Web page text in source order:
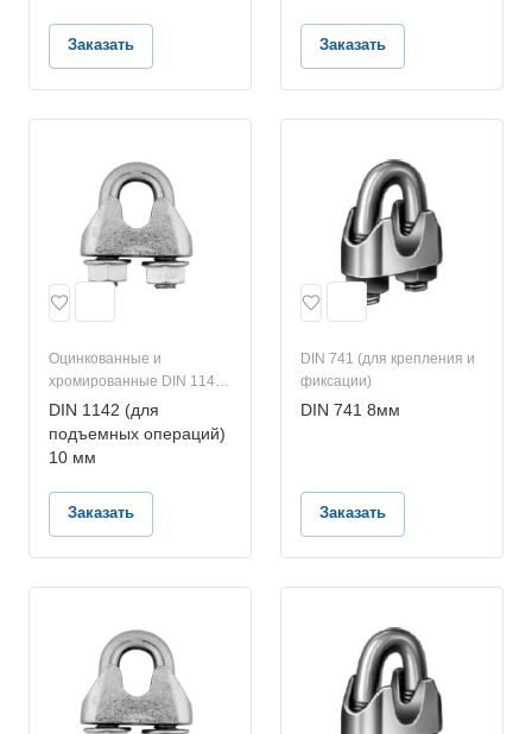
Заказать Заказать
Оцинкованные и
хромированные DIN 1142
(для подъемных
DIN 1142 (для
подъемных операций)
10 мм
Заказать
DIN 741 (для крепления и
фиксации)
DIN 741 8мм
Заказать